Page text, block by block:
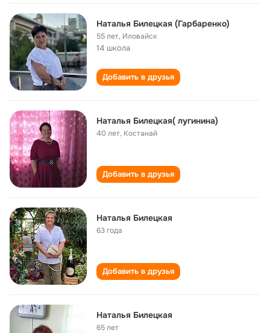
Наталья Билецкая (Гарбаренко)
55 лет, Иловайск
14 школа
Добавить в друзья
Наталья Билецкая( лугинина)
40 лет, Костанай
Добавить в друзья
Наталья Билецкая
63 года
Добавить в друзья
Наталья Билецкая
65 лет